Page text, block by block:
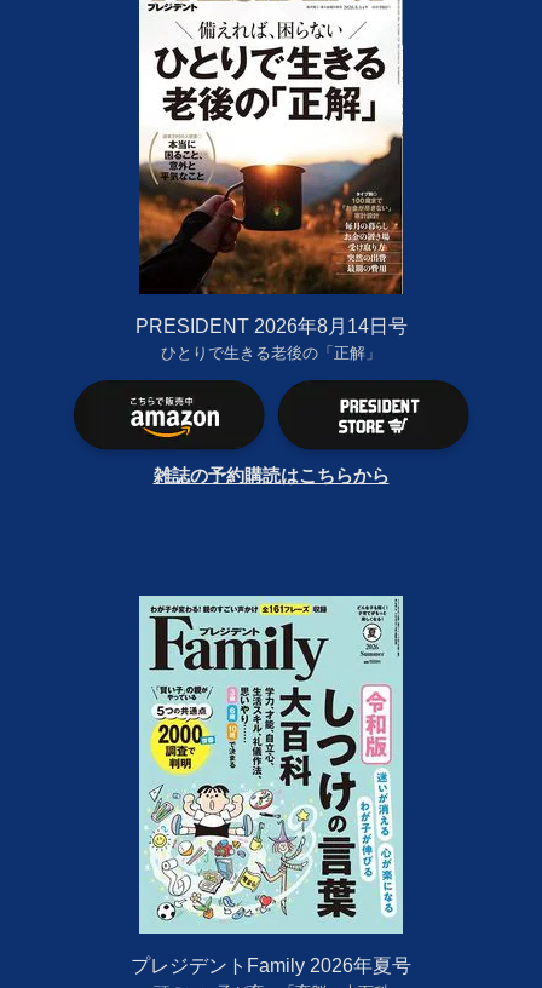
PRESIDENT 2026年8月14日号
ひとりで生きる老後の「正解」
雑誌の予約購読はこちらから
プレジデントFamily 2026年夏号